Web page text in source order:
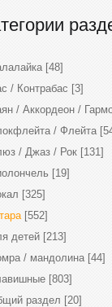
[48]
/ Контрабас [3]
/ Аккордеон /
/ Флейта
/ Джаз / Рок [131]
[19]
[325]
[552]
детей [213]
/ мандолина [44]
[803]
раздел [20]